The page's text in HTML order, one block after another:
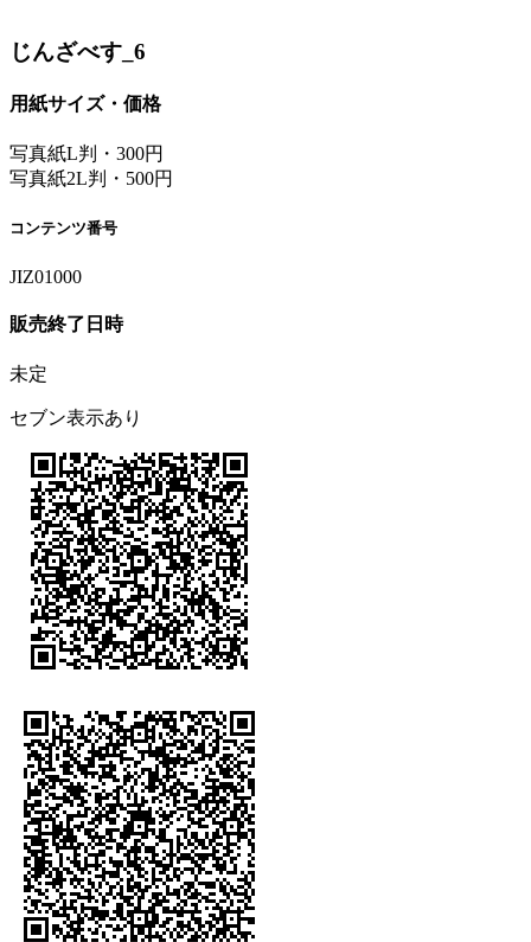
じんざべす_6
用紙サイズ・価格
写真紙L判・300円
写真紙2L判・500円
コンテンツ番号
JIZ01000
販売終了日時
未定
セブン表示あり